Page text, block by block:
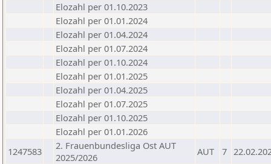
Elozahl per 01.10.2023
Elozahl per 01.01.2024
Elozahl per 01.04.2024
Elozahl per 01.07.2024
Elozahl per 01.10.2024
Elozahl per 01.01.2025
Elozahl per 01.04.2025
Elozahl per 01.07.2025
Elozahl per 01.10.2025
Elozahl per 01.01.2026
1247583
2. Frauenbundesliga Ost AUT
2025/2026
AUT 7